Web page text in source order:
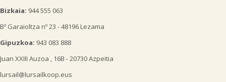
Bizkaia: 944 555 063
Bº Garaioltza nº 23 - 48196 Lezama
Gipuzkoa: 943 083 888
Juan XXIII Auzoa , 16B - 20730 Azpeitia
lursail@lursailkoop.eus